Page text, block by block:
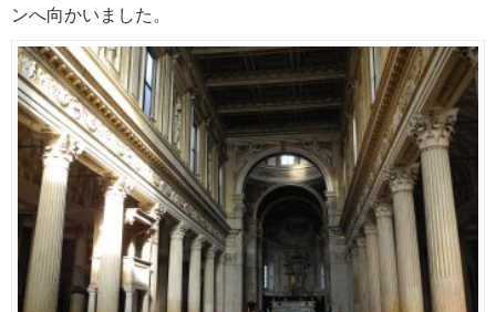
ンへ向かいました。